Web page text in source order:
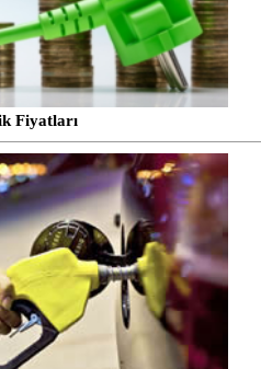
Fiyatları